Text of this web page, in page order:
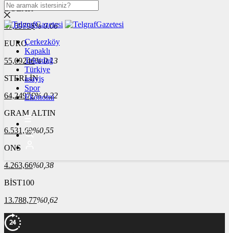
DOLAR
47,5979$% 0.06
EURO
55,0924€% 0.13
STERLİN
64,2497£% 0.22
GRAM ALTIN
6.531,69%0,55
ONS
4.263,66%0,38
BİST100
13.788,77%0,62
Çerkezköy
Kapaklı
Tekirdağ
Türkiye
asayiş
Spor
Ekonomi